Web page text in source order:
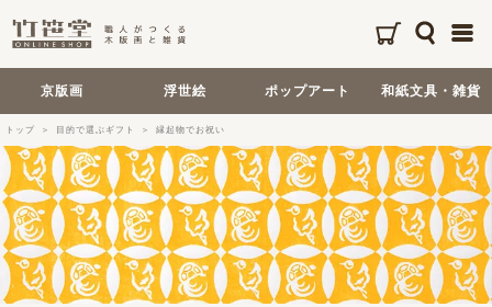
京版画 浮世絵 ポップアート 和紙文具・雑貨
トップ 目的で選ぶギフト 縁起物でお祝い